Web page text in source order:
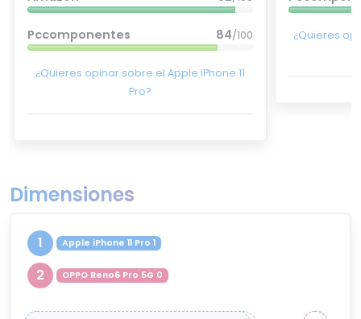
Pccomponentes 84/100
¿Quieres opinar sobre el Apple iPhone 11
Pro?
¿Quieres
Dimensiones
1 Apple iPhone 11 Pro 1
2 OPPO Reno6 Pro 5G 0